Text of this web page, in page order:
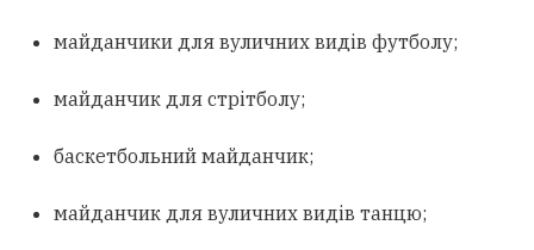
майданчики для вуличних видів футболу;
майданчик для стрітболу;
баскетбольний майданчик;
майданчик для вуличних видів танцю;